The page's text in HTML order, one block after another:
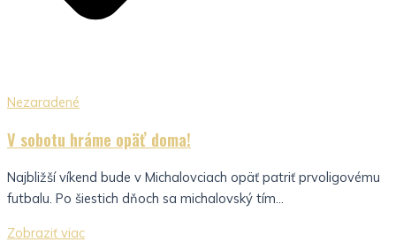
Nezaradené
V sobotu hráme opäť doma!
Najbližší víkend bude v Michalovciach opäť patriť prvoligovému
futbalu. Po šiestich dňoch sa michalovský tím...
Zobraziť viac